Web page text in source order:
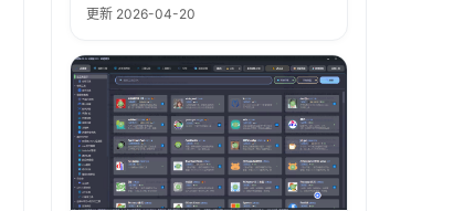
更新 2026-04-20